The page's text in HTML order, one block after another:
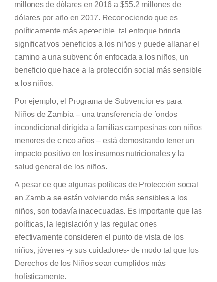
millones de dólares en 2016 a $55.2 millones de
dólares por año en 2017. Reconociendo que es
políticamente más apetecible, tal enfoque brinda
significativos beneficios a los niños y puede allanar el
camino a una subvención enfocada a los niños, un
beneficio que hace a la protección social más sensible
a los niños.
Por ejemplo, el Programa de Subvenciones para
Niños de Zambia – una transferencia de fondos
incondicional dirigida a familias campesinas con niños
menores de cinco años – está demostrando tener un
impacto positivo en los insumos nutricionales y la
salud general de los niños.
A pesar de que algunas políticas de Protección social
en Zambia se están volviendo más sensibles a los
niños, son todavía inadecuadas. Es importante que las
políticas, la legislación y las regulaciones
efectivamente consideren el punto de vista de los
niños, jóvenes -y sus cuidadores- de modo tal que los
Derechos de los Niños sean cumplidos más
holísticamente.